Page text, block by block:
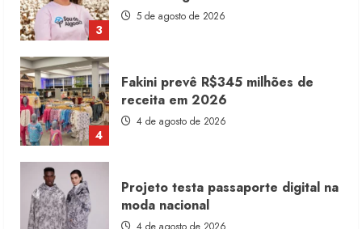
3
5 de agosto de 2026
4
Fakini prevê R$345 milhões de
receita em 2026
4 de agosto de 2026
Projeto testa passaporte digital na
moda nacional
4 de agosto de 2026